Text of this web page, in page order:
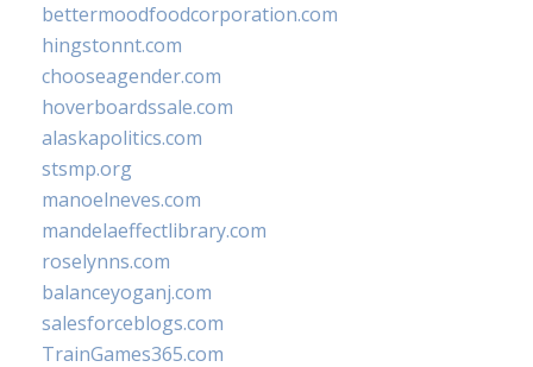
bettermoodfoodcorporation.com
hingstonnt.com
chooseagender.com
hoverboardssale.com
alaskapolitics.com
stsmp.org
manoelneves.com
mandelaeffectlibrary.com
roselynns.com
balanceyoganj.com
salesforceblogs.com
TrainGames365.com